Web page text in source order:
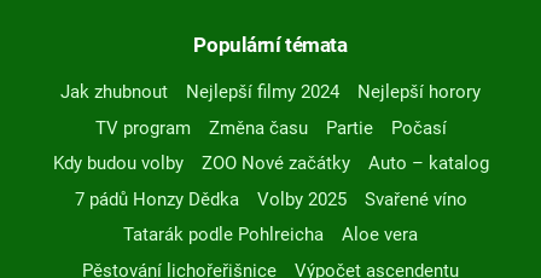
Populární témata
Jak zhubnout Nejlepší filmy 2024
Nejlepší horory
TV program
Změna času Partie
Počasí
Kdy budou volby
ZOO Nové začátky
Auto – katalog
7 pádů Honzy Dědka
Volby 2025
Svařené víno
Tatarák podle Pohlreicha
Aloe vera
Pěstování lichořeřišnice
Výpočet ascendentu